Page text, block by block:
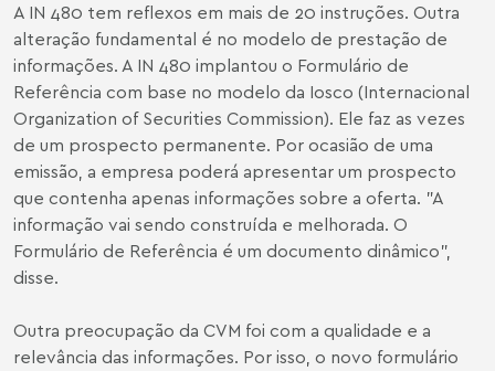
A IN 480 tem reflexos em mais de 20 instruções. Outra
alteração fundamental é no modelo de prestação de
informações. A IN 480 implantou o Formulário de
Referência com base no modelo da Iosco (Internacional
Organization of Securities Commission). Ele faz as vezes
de um prospecto permanente. Por ocasião de uma
emissão, a empresa poderá apresentar um prospecto
que contenha apenas informações sobre a oferta. "A
informação vai sendo construída e melhorada. O
Formulário de Referência é um documento dinâmico",
disse.
Outra preocupação da CVM foi com a qualidade e a
relevância das informações. Por isso, o novo formulário